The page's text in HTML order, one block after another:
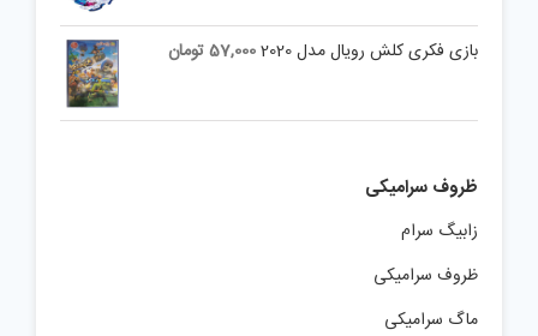
بازی فکری کلش رویال مدل 2020 57,000تومان
ظروف سرامیکی
زابیگ سرام
ظروف سرامیکی
ماگ سرامیکی